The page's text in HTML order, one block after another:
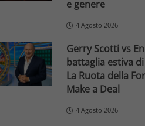
e genere
4 Agosto 2026
Gerry Scotti vs
battaglia estiva
La Ruota della
Make a Deal
4 Agosto 2026